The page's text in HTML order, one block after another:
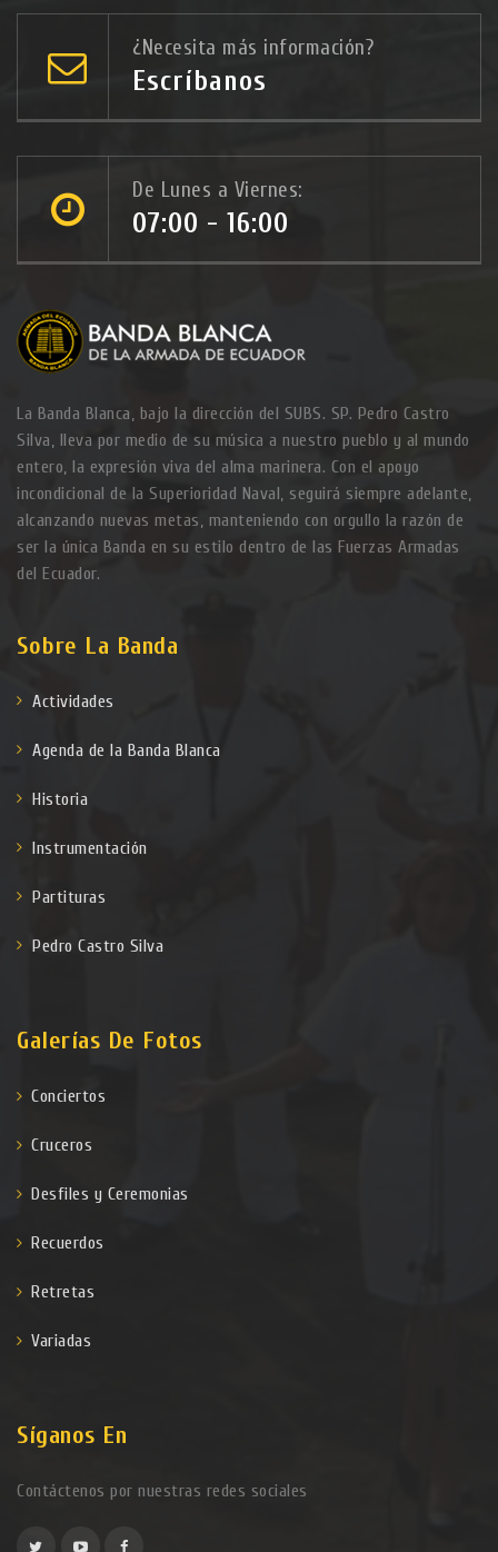
¿Necesita más información?
Escríbanos
De Lunes a Viernes:
07:00 - 16:00
La Banda Blanca, bajo la dirección del SUBS. SP. Pedro Castro
Silva, lleva por medio de su música a nuestro pueblo y al mundo
entero, la expresión viva del alma marinera. Con el apoyo
incondicional de la Superioridad Naval, seguirá siempre adelante,
alcanzando nuevas metas, manteniendo con orgullo la razón de
ser la única Banda en su estilo dentro de las Fuerzas Armadas
del Ecuador.
Sobre La Banda
Actividades
Agenda de la Banda Blanca
Historia
Instrumentación
Partituras
Pedro Castro Silva
Galerías De Fotos
Conciertos
Cruceros
Desfiles y Ceremonias
Recuerdos
Retretas
Variadas
Síganos En
Contáctenos por nuestras redes sociales